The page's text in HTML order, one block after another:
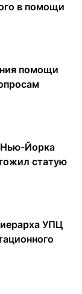
в помощи
помощи
Нью-Йорка
статую
УПЦ